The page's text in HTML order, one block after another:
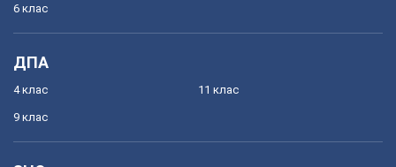
6 клас
ДПА
4 клас
9 клас
11 клас